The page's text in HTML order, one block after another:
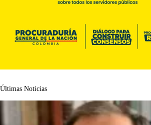
Últimas Noticias